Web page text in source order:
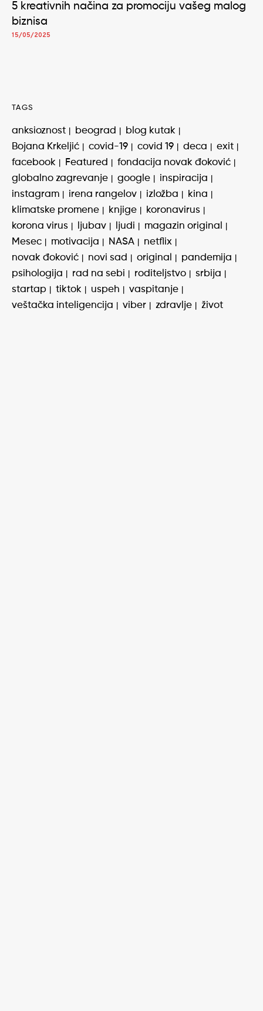
5 kreativnih načina za promociju vašeg malog
biznisa
15/05/2025
TAGS
anksioznost beograd
blog kutak
Bojana Krkeljić
covid-19 covid 19 deca
exit
facebook
Featured
fondacija novak đoković
globalno zagrevanje
google
inspiracija
instagram
irena rangelov izložba
kina
klimatske promene
knjige
koronavirus
korona virus
ljubav ljudi
magazin original
Mesec
motivacija NASA
netflix
novak đoković
novi sad original
pandemija
psihologija
rad na sebi roditeljstvo
srbija
startap
tiktok uspeh
vaspitanje
veštačka inteligencija
viber zdravlje život